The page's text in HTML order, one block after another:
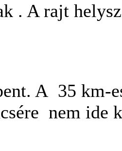
. A rajt
A 35 km-
nem ide